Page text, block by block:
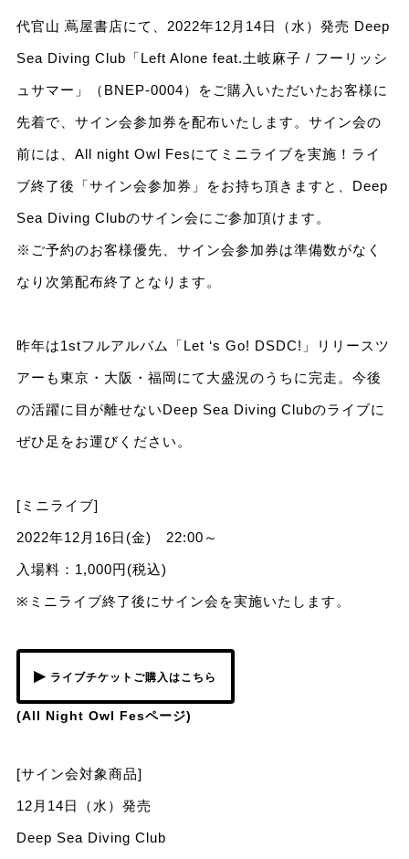
代官山 蔦屋書店にて、2022年12月14日（水）発売 Deep
Sea Diving Club「Left Alone feat.土岐麻子 / フーリッシ
ュサマー」（BNEP-0004）をご購入いただいたお客様に
先着で、サイン会参加券を配布いたします。サイン会の
前には、All night Owl Fesにてミニライブを実施！ライ
ブ終了後「サイン会参加券」をお持ち頂きますと、Deep
Sea Diving Clubのサイン会にご参加頂けます。
※ご予約のお客様優先、サイン会参加券は準備数がなく
なり次第配布終了となります。
昨年は1stフルアルバム「Let ‘s Go! DSDC!」リリースツ
アーも東京・大阪・福岡にて大盛況のうちに完走。今後
の活躍に目が離せないDeep Sea Diving Clubのライブに
ぜひ足をお運びください。
[ミニライブ]
2022年12月16日(金) 22:00～
入場料：1,000円(税込)
※ミニライブ終了後にサイン会を実施いたします。
▶ ライブチケットご購入はこちら
(All Night Owl Fesページ)
[サイン会対象商品]
12月14日（水）発売
Deep Sea Diving Club